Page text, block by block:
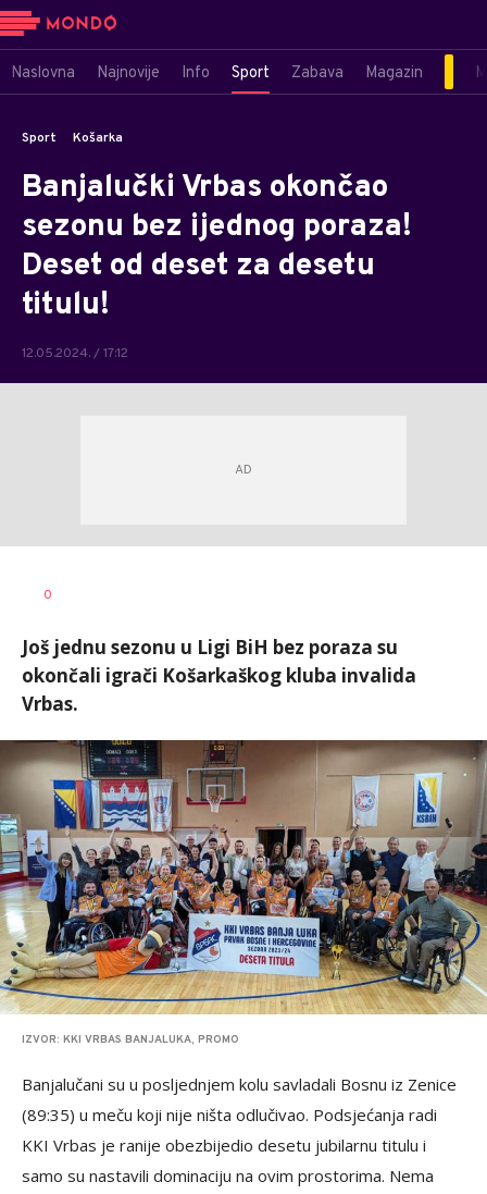
Naslovna Najnovije Info Sport Zabava Magazin
Sport Košarka
Banjalučki Vrbas okončao
sezonu bez ijednog poraza!
Deset od deset za desetu
titulu!
12.05.2024. / 17:12
AUTOR
0
Još jednu sezonu u Ligi BiH bez poraza su
okončali igrači Košarkaškog kluba invalida
Vrbas.
IZVOR: KKI VRBAS BANJALUKA, PROMO
Banjalučani su u posljednjem kolu savladali Bosnu iz Zenice
(89:35) u meču koji nije ništa odlučivao. Podsjećanja radi
KKI Vrbas je ranije obezbijedio desetu jubilarnu titulu i
samo su nastavili dominaciju na ovim prostorima. Nema